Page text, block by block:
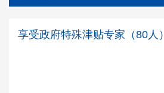
享受政府特殊津贴专家（80人）